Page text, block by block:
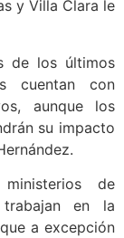
y Villa Clara le
de los últimos
cuentan con
aunque los
su impacto
de
en la
a excepción